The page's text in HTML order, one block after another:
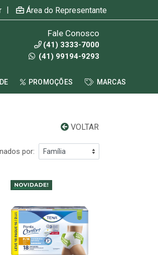
| Área do Representante
Fale Conosco
(41) 3333-7000
(41) 99194-9293
PROMOÇÕES MARCAS
VOLTAR
por: